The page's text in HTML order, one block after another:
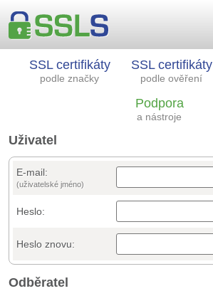
SSL certifikáty
podle značky
SSL certifikáty
podle ověření
Podpora
a nástroje
Uživatel
E-mail:
(uživatelské jméno)
Heslo:
Heslo znovu:
Odběratel